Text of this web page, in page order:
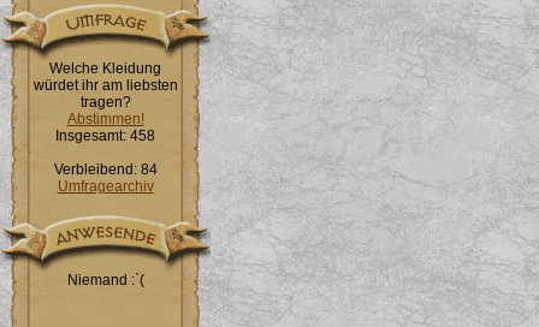
Welche Kleidung
würdet ihr am liebsten
tragen?
Abstimmen!
Insgesamt: 458
Verbleibend: 84
Umfragearchiv
Niemand :`(